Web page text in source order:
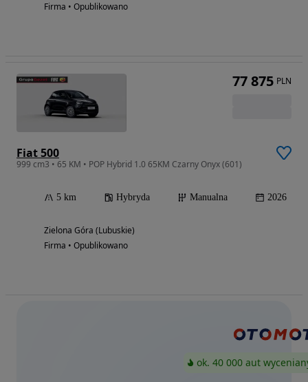
Firma • Opublikowano
Fiat 500
999 cm3 • 65 KM • POP Hybrid 1.0 65KM Czarny Onyx (601)
5 km Hybryda Manualna 2026
Zielona Góra (Lubuskie)
Firma • Opublikowano
77 875 PLN
ok. 40 000 aut